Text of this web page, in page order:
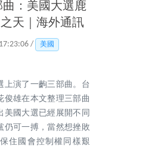
：美國大選鹿
天｜海外通訊
/ 美國
上演了一齣三部曲。台
俊雄在本文整理三部曲
美國大選已經展開不同
仍可一搏，當然想挫敗
住國會控制權同樣艱